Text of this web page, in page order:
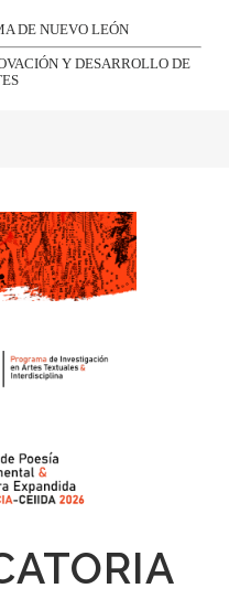
DE NUEVO LEÓN
Y DESARROLLO DE